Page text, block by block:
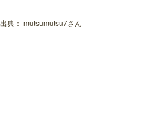
出典： mutsumutsu7さん